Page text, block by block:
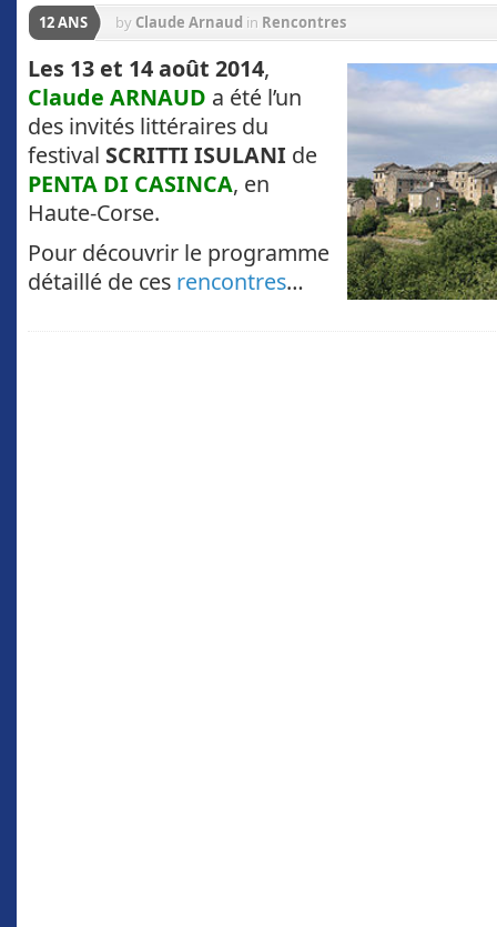
12 ANS by Claude Arnaud in Rencontres
Les 13 et 14 août 2014,
Claude ARNAUD a été l’un
des invités littéraires du
festival SCRITTI ISULANI de
PENTA DI CASINCA, en
Haute-Corse.
Pour découvrir le programme
détaillé de ces rencontres…